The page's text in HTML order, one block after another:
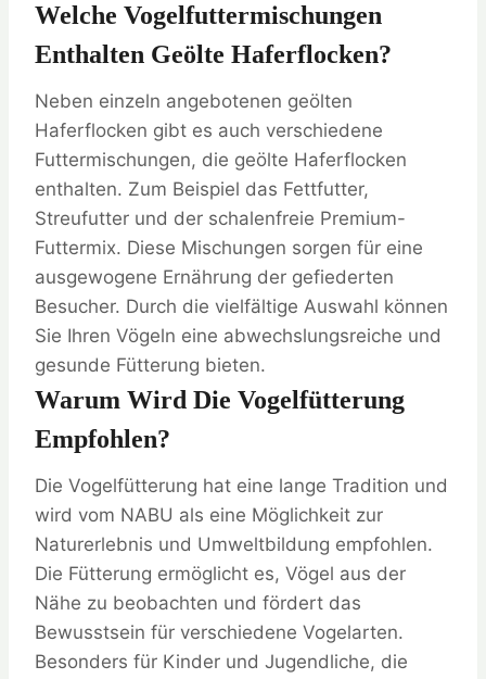
Welche Vogelfuttermischungen
Enthalten Geölte Haferflocken?
Neben einzeln angebotenen geölten
Haferflocken gibt es auch verschiedene
Futtermischungen, die geölte Haferflocken
enthalten. Zum Beispiel das Fettfutter,
Streufutter und der schalenfreie Premium-
Futtermix. Diese Mischungen sorgen für eine
ausgewogene Ernährung der gefiederten
Besucher. Durch die vielfältige Auswahl können
Sie Ihren Vögeln eine abwechslungsreiche und
gesunde Fütterung bieten.
Warum Wird Die Vogelfütterung
Empfohlen?
Die Vogelfütterung hat eine lange Tradition und
wird vom NABU als eine Möglichkeit zur
Naturerlebnis und Umweltbildung empfohlen.
Die Fütterung ermöglicht es, Vögel aus der
Nähe zu beobachten und fördert das
Bewusstsein für verschiedene Vogelarten.
Besonders für Kinder und Jugendliche, die